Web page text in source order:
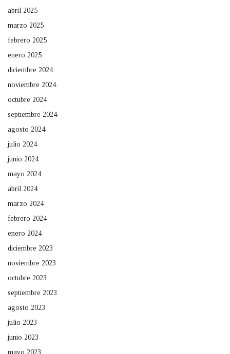
abril 2025
marzo 2025
febrero 2025
enero 2025
diciembre 2024
noviembre 2024
octubre 2024
septiembre 2024
agosto 2024
julio 2024
junio 2024
mayo 2024
abril 2024
marzo 2024
febrero 2024
enero 2024
diciembre 2023
noviembre 2023
octubre 2023
septiembre 2023
agosto 2023
julio 2023
junio 2023
mayo 2023